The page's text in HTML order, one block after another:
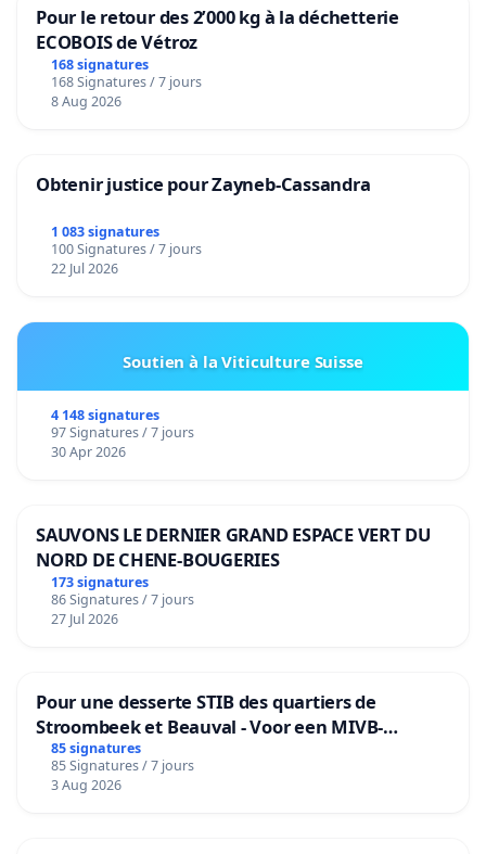
Pour le retour des 2’000 kg à la déchetterie
ECOBOIS de Vétroz
168 signatures
168 Signatures / 7 jours
8 Aug 2026
Obtenir justice pour Zayneb-Cassandra
1 083 signatures
100 Signatures / 7 jours
22 Jul 2026
Soutien à la Viticulture Suisse
4 148 signatures
97 Signatures / 7 jours
30 Apr 2026
SAUVONS LE DERNIER GRAND ESPACE VERT DU
NORD DE CHENE-BOUGERIES
173 signatures
86 Signatures / 7 jours
27 Jul 2026
Pour une desserte STIB des quartiers de
Stroombeek et Beauval - Voor een MIVB-
bediening van de wijken Strombeek en Het
Voor
85 signatures
85 Signatures / 7 jours
3 Aug 2026